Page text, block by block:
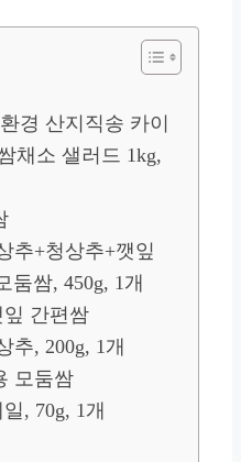
경 산지직송 카이
채소 샐러드 1kg,
추+청상추+깻잎
둠쌈, 450g, 1개
간편쌈
추, 200g, 1개
모둠쌈
, 70g, 1개